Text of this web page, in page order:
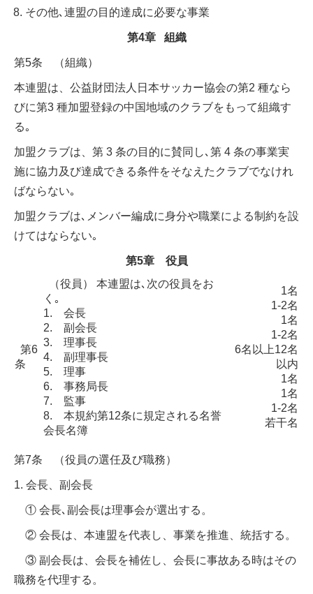
その他､連盟の目的達成に必要な事業
第4章 組織
第5条 （組織）
本連盟は、公益財団法人日本サッカー協会の第2 種なら
びに第3 種加盟登録の中国地域のクラブをもって組織す
る｡
加盟クラブは、第 3 条の目的に賛同し､第 4 条の事業実
施に協力及び達成できる条件をそなえたクラブでなけれ
ばならない｡
加盟クラブは､メンバー編成に身分や職業による制約を設
けてはならない｡
第5章 役員
第6
条
（役員） 本連盟は､次の役員をお
く｡
1. 会長
2. 副会長
3. 理事長
4. 副理事長
5. 理事
6. 事務局長
7. 監事
8. 本規約第12条に規定される名誉
会長名簿
1名
1-2名
1名
1-2名
6名以上12名
以内
1名
1名
1-2名
若干名
第7条 （役員の選任及び職務）
1. 会長、副会長
① 会長､副会長は理事会が選出する。
② 会長は、本連盟を代表し、事業を推進、統括する。
③ 副会長は、会長を補佐し、会長に事故ある時はその
職務を代理する。